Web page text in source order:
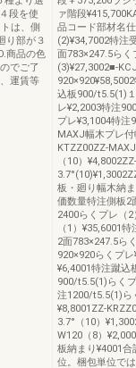
段を使
は、側
り部が３
商品の色
でご了
運賃等
ァ階段
品コード部材名
(2)¥34,7002特注
面783×247.5らく
(3)¥27,3002■-
込板900/t5.5(1)
レ¥2,2003特注
プレ¥3,1004特
MAXJ幅木プレ
KTZZ00ZZ-
（10）
板・廻り幅木納
価数量特注側板2
2400らくプレ（
（1）¥35,6001
2面783×247.5ら
920×920らくプ
¥6,4001特注蹴込
900/t5.5(1)らく
注1200/t5.5(1)ら
¥8,8001ZZ-
3.7°（10）
W120（8）
板納まり¥4001
位。梱包単位で